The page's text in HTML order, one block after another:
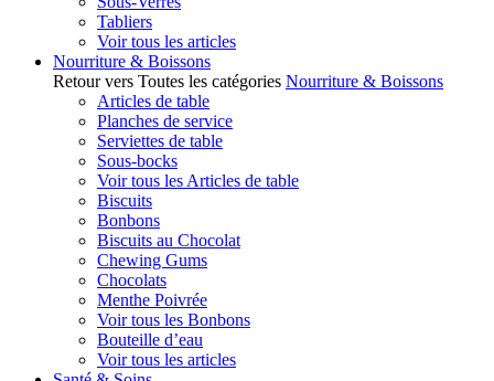
Tabliers
Voir tous les articles
Nourriture & Boissons
Retour vers Toutes les catégories Nourriture & Boissons
Articles de table
Planches de service
Serviettes de table
Sous-bocks
Voir tous les Articles de table
Biscuits
Bonbons
Biscuits au Chocolat
Chewing Gums
Chocolats
Menthe Poivrée
Voir tous les Bonbons
Bouteille d’eau
Voir tous les articles